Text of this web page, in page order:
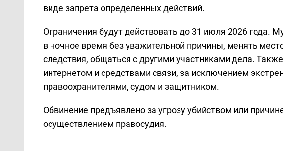
виде запрета определенных действий.
Ограничения будут действовать до 31 июля 2026 года.
в ночное время без уважительной причины, менять
следствия, общаться с другими участниками дела.
интернетом и средствами связи, за исключением
правоохранителями, судом и защитником.
Обвинение предъявлено за угрозу убийством или
осуществлением правосудия.